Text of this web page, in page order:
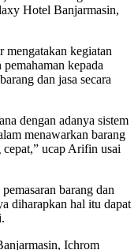
Hotel Banjarmasin,
kegiatan
kepada
dan jasa secara
dengan adanya sistem
menawarkan barang
cepat,” ucap Arifin usai
barang dan
diharapkan hal itu dapat
Ichrom